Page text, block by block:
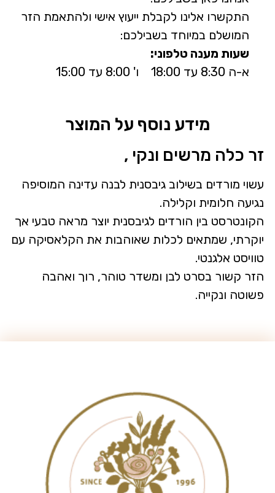
התקשרו אלינו לקבלת ייעוץ אישי ולהתאמת הזר
המושלם במיוחד בשבילכם:
שעות מענה טלפוני:
א-ה 8:30 עד 18:00 ו' 8:00 עד 15:00
מידע נוסף על המוצר
זר כלה מרשים ונקי ,
עשוי מורדים בשילוב גיבסנית לבנה עדינה המוסיפה
נגיעה חלומית וקלילה.
הקונטרסט בין הורדים לגיבסנית יוצר מראה טבעי אך
יוקרתי, שמתאים לכלות שאוהבות את הקלאסיקה עם
טוויסט אלגנטי.
הזר קשור בסרט לבן ומשדר טוהר, רוך ואהבה
פשוטה ונקייה.